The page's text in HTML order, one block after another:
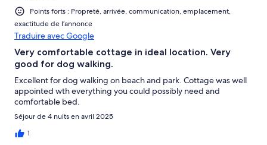
Points forts : Propreté, arrivée, communication, emplacement,
exactitude de l’annonce
Traduire avec Google
Very comfortable cottage in ideal location. Very
good for dog walking.
Excellent for dog walking on beach and park. Cottage was well
appointed wth everything you could possibly need and
comfortable bed.
Séjour de 4 nuits en avril 2025
1